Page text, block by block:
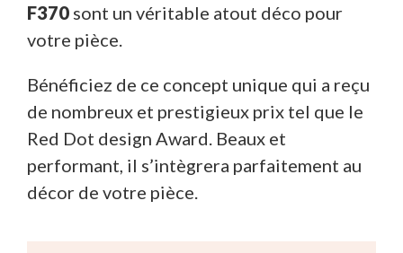
F370 sont un véritable atout déco pour
votre pièce.
Bénéficiez de ce concept unique qui a reçu
de nombreux et prestigieux prix tel que le
Red Dot design Award. Beaux et
performant, il s’intègrera parfaitement au
décor de votre pièce.